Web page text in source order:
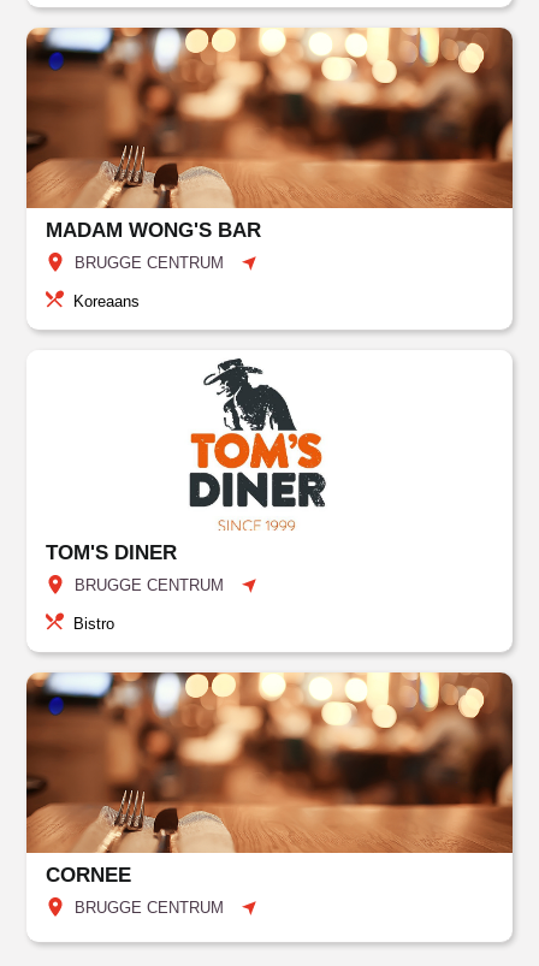
MADAM WONG'S BAR
BRUGGE CENTRUM
Koreaans
TOM'S DINER
BRUGGE CENTRUM
Bistro
CORNEE
BRUGGE CENTRUM